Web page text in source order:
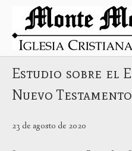
contenido
Inicio
Estudio sobre el
Nuevo
23 de agosto de 2020